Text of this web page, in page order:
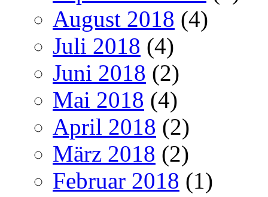
August 2018 (4)
Juli 2018 (4)
Juni 2018 (2)
Mai 2018 (4)
April 2018 (2)
März 2018 (2)
Februar 2018 (1)